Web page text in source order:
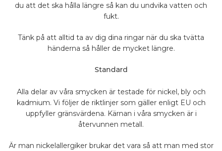
du att det ska hålla längre så kan du undvika vatten och
fukt.
Tänk på att alltid ta av dig dina ringar när du ska tvätta
händerna så håller de mycket längre.
Standard
Alla delar av våra smycken är testade för nickel, bly och
kadmium. Vi följer de riktlinjer som gäller enligt EU och
uppfyller gränsvärdena. Kärnan i våra smycken är i
återvunnen metall.
Är man nickelallergiker brukar det vara så att man med stor